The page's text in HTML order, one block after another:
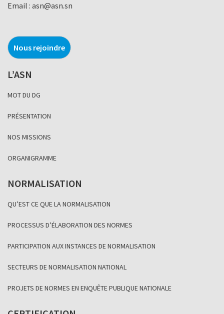
Email : asn@asn.sn
Nous rejoindre
L’ASN
MOT DU DG
PRÉSENTATION
NOS MISSIONS
ORGANIGRAMME
NORMALISATION
QU’EST CE QUE LA NORMALISATION
PROCESSUS D’ÉLABORATION DES NORMES
PARTICIPATION AUX INSTANCES DE NORMALISATION
SECTEURS DE NORMALISATION NATIONAL
PROJETS DE NORMES EN ENQUÊTE PUBLIQUE NATIONALE